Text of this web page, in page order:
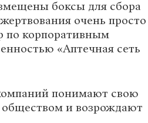
боксы для сбора
очень просто
по корпоративным
«Аптечная сеть
понимают свою
обществом и возрождают